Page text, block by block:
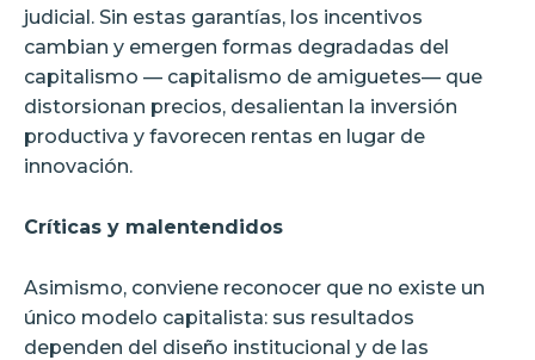
judicial. Sin estas garantías, los incentivos
cambian y emergen formas degradadas del
capitalismo — capitalismo de amiguetes— que
distorsionan precios, desalientan la inversión
productiva y favorecen rentas en lugar de
innovación.
Críticas y malentendidos
Asimismo, conviene reconocer que no existe un
único modelo capitalista: sus resultados
dependen del diseño institucional y de las